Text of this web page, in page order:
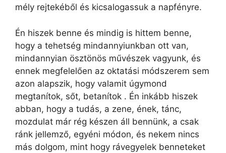
mély rejtekéből és kicsalogassuk a napfényre.
Én hiszek benne és mindig is hittem benne,
hogy a tehetség mindannyiunkban ott van,
mindannyian ösztönös művészek vagyunk, és
ennek megfelelően az oktatási módszerem sem
azon alapszik, hogy valamit úgymond
megtanítok, sőt, betanítok . Én inkább hiszek
abban, hogy a tudás, a zene, ének, tánc,
mozdulat már rég készen áll bennünk, a csak
ránk jellemző, egyéni módon, és nekem nincs
más dolgom, mint hogy rávegyelek benneteket